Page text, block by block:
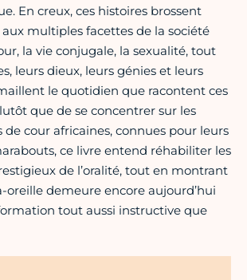
En creux, ces histoires brossent
multiples facettes de la société
la vie conjugale, la sexualité, tout
leurs dieux, leurs génies et leurs
le quotidien que racontent ces
que de se concentrer sur les
de cour africaines, connues pour leurs
ce livre entend réhabiliter les
de l’oralité, tout en montrant
oreille demeure encore aujourd’hui
tout aussi instructive que